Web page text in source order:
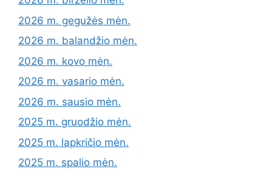
2026 m. gegužės mėn.
2026 m. balandžio mėn.
2026 m. kovo mėn.
2026 m. vasario mėn.
2026 m. sausio mėn.
2025 m. gruodžio mėn.
2025 m. lapkričio mėn.
2025 m. spalio mėn.